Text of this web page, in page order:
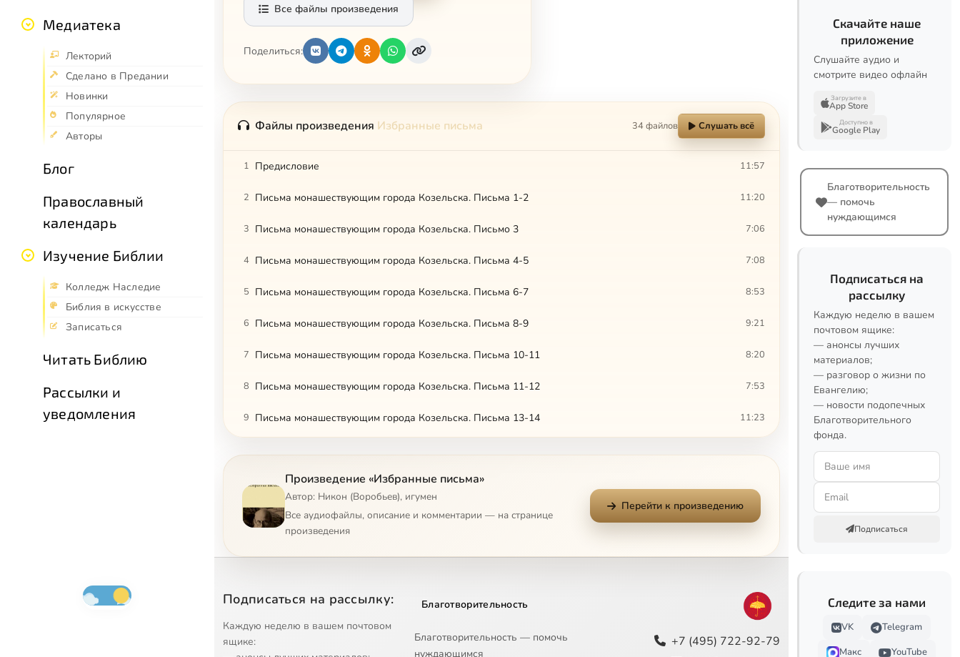
Медиатека
Лекторий
Сделано в Предании
Новинки
Популярное
Авторы
Блог
Православный
календарь
Изучение Библии
Колледж Наследие
Библия в искусстве
Записаться
Читать Библию
Рассылки и
уведомления
Все файлы произведения
Поделиться:
Файлы произведения Избранные письма 34 файлов Слушать всё
1 Предисловие 11:57
2 Письма монашествующим города Козельска. Письма 1-2 11:20
3 Письма монашествующим города Козельска. Письмо 3 7:06
4 Письма монашествующим города Козельска. Письма 4-5 7:08
5 Письма монашествующим города Козельска. Письма 6-7 8:53
6 Письма монашествующим города Козельска. Письма 8-9 9:21
7 Письма монашествующим города Козельска. Письма 10-11 8:20
8 Письма монашествующим города Козельска. Письма 11-12 7:53
9 Письма монашествующим города Козельска. Письма 13-14 11:23
Письма монашествующим города Козельска. Письма 17-18
12 Письма монашествующим города Козельска. Письма 19-21 12:00
15 Письма разным лицам. Письма 1-2 8:04
16 Письма разным лицам. Письма 3-4 10:05
Произведение «Избранные письма»
Автор: Никон (Воробьев), игумен
Все аудиофайлы, описание и комментарии — на странице
произведения
Перейти к произведению
Подписаться на рассылку:
Каждую неделю в вашем почтовом
ящике:
Благотворительность
Благотворительность — помочь
нуждающимся
+7 (495) 722-92-79
Скачайте наше
приложение
Слушайте аудио и
смотрите видео офлайн
Загрузите в
App Store
Доступно в
Google Play
Благотворительность
— помочь
нуждающимся
Подписаться на
рассылку
Каждую неделю в вашем
почтовом ящике:
— анонсы лучших
материалов;
— разговор о жизни по
Евангелию;
— новости подопечных
Благотворительного
фонда.
Подписаться
Следите за нами
VK
Telegram
Макс
YouTube